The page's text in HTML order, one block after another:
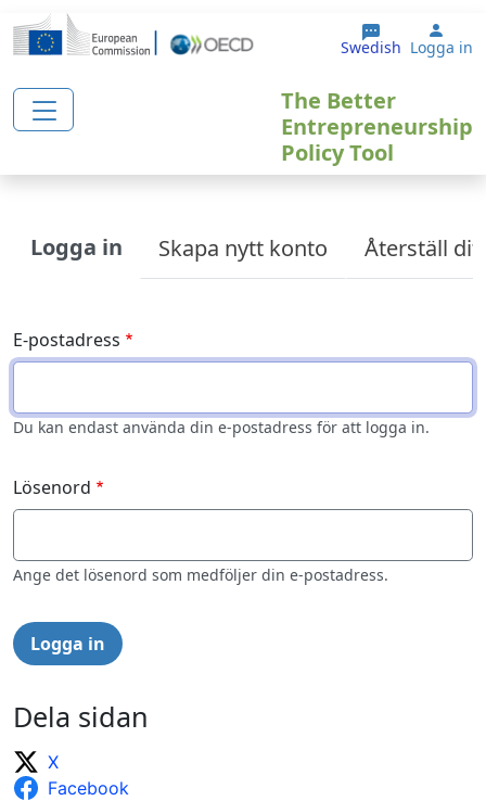
Hoppa till huvudinnehåll
Swedish User
Logga in
The Better
Entrepreneurship
Policy Tool
Primary tabs
Logga in Skapa nytt konto Återställ
E-postadress
Du kan endast använda din e-postadress för att logga in.
Lösenord
Ange det lösenord som medföljer din e-postadress.
Dela sidan
X
Facebook